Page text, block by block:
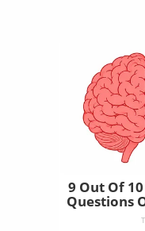
9 Out Of
Questions